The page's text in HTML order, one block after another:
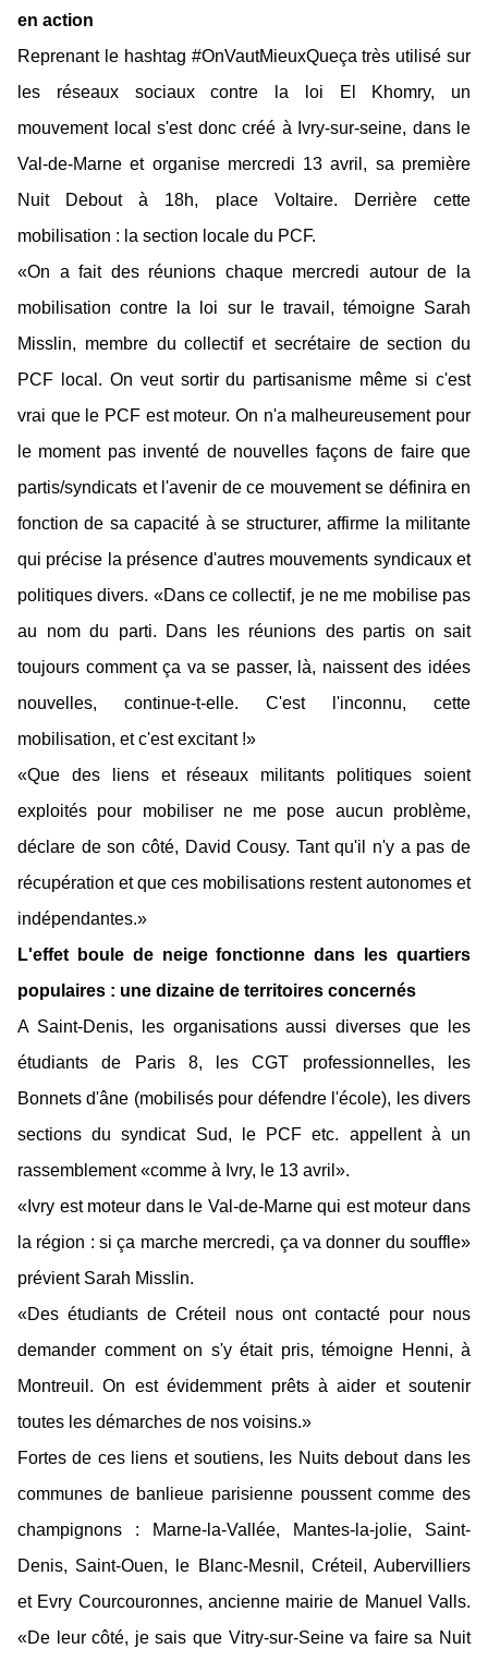
en action
Reprenant le hashtag #OnVautMieuxQueça très utilisé sur
les réseaux sociaux contre la loi El Khomry, un
mouvement local s'est donc créé à Ivry-sur-seine, dans le
Val-de-Marne et organise mercredi 13 avril, sa première
Nuit Debout à 18h, place Voltaire. Derrière cette
mobilisation : la section locale du PCF.
«On a fait des réunions chaque mercredi autour de la
mobilisation contre la loi sur le travail, témoigne Sarah
Misslin, membre du collectif et secrétaire de section du
PCF local. On veut sortir du partisanisme même si c'est
vrai que le PCF est moteur. On n'a malheureusement pour
le moment pas inventé de nouvelles façons de faire que
partis/syndicats et l'avenir de ce mouvement se définira en
fonction de sa capacité à se structurer, affirme la militante
qui précise la présence d'autres mouvements syndicaux et
politiques divers. «Dans ce collectif, je ne me mobilise pas
au nom du parti. Dans les réunions des partis on sait
toujours comment ça va se passer, là, naissent des idées
nouvelles, continue-t-elle. C'est l'inconnu, cette
mobilisation, et c'est excitant !»
«Que des liens et réseaux militants politiques soient
exploités pour mobiliser ne me pose aucun problème,
déclare de son côté, David Cousy. Tant qu'il n'y a pas de
récupération et que ces mobilisations restent autonomes et
indépendantes.»
L'effet boule de neige fonctionne dans les quartiers
populaires : une dizaine de territoires concernés
A Saint-Denis, les organisations aussi diverses que les
étudiants de Paris 8, les CGT professionnelles, les
Bonnets d'âne (mobilisés pour défendre l'école), les divers
sections du syndicat Sud, le PCF etc. appellent à un
rassemblement «comme à Ivry, le 13 avril».
«Ivry est moteur dans le Val-de-Marne qui est moteur dans
la région : si ça marche mercredi, ça va donner du souffle»
prévient Sarah Misslin.
«Des étudiants de Créteil nous ont contacté pour nous
demander comment on s'y était pris, témoigne Henni, à
Montreuil. On est évidemment prêts à aider et soutenir
toutes les démarches de nos voisins.»
Fortes de ces liens et soutiens, les Nuits debout dans les
communes de banlieue parisienne poussent comme des
champignons : Marne-la-Vallée, Mantes-la-jolie, Saint-
Denis, Saint-Ouen, le Blanc-Mesnil, Créteil, Aubervilliers
et Evry Courcouronnes, ancienne mairie de Manuel Valls.
«De leur côté, je sais que Vitry-sur-Seine va faire sa Nuit